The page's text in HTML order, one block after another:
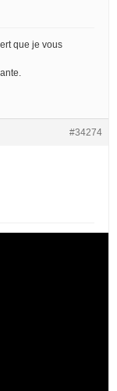
que je vous
#34274